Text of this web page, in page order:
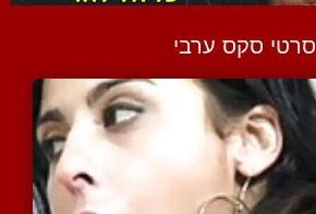
סרטי סקס ערבי